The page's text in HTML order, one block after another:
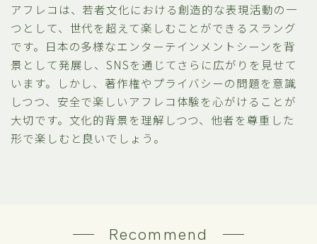
アフレコは、若者文化における創造的な表現活動の一
つとして、世代を超えて楽しむことができるスラング
です。日本の多様なエンターテインメントシーンを背
景として発展し、SNSを通じてさらに広がりを見せて
います。しかし、著作権やプライバシーの問題を意識
しつつ、安全で楽しいアフレコ体験を心がけることが
大切です。文化的背景を理解しつつ、他者を尊重した
形で楽しむと良いでしょう。
Recommend